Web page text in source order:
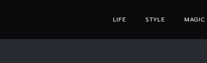
LIFE STYLE MAGIC